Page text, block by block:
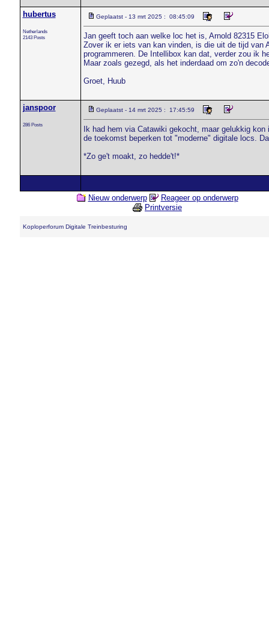
hubertus
Netherlands
2143 Posts
Geplaatst - 13 mrt 2025 : 08:45:09
Jan geeft toch aan welke loc het is, Arnold 82315
Zover ik er iets van kan vinden, is die uit de tijd van
programmeren. De Intellibox kan dat, verder zou ik
Maar zoals gezegd, als het inderdaad om zo'n
Groet, Huub
janspoor
286 Posts
Geplaatst - 14 mrt 2025 : 17:45:59
Ik had hem via Catawiki gekocht, maar gelukkig
de toekomst beperken tot "moderne" digitale locs.
*Zo ge't moakt, zo hedde't!*
Nieuw onderwerp
Reageer op onderwerp
Printversie
Koploperforum Digitale Treinbesturing